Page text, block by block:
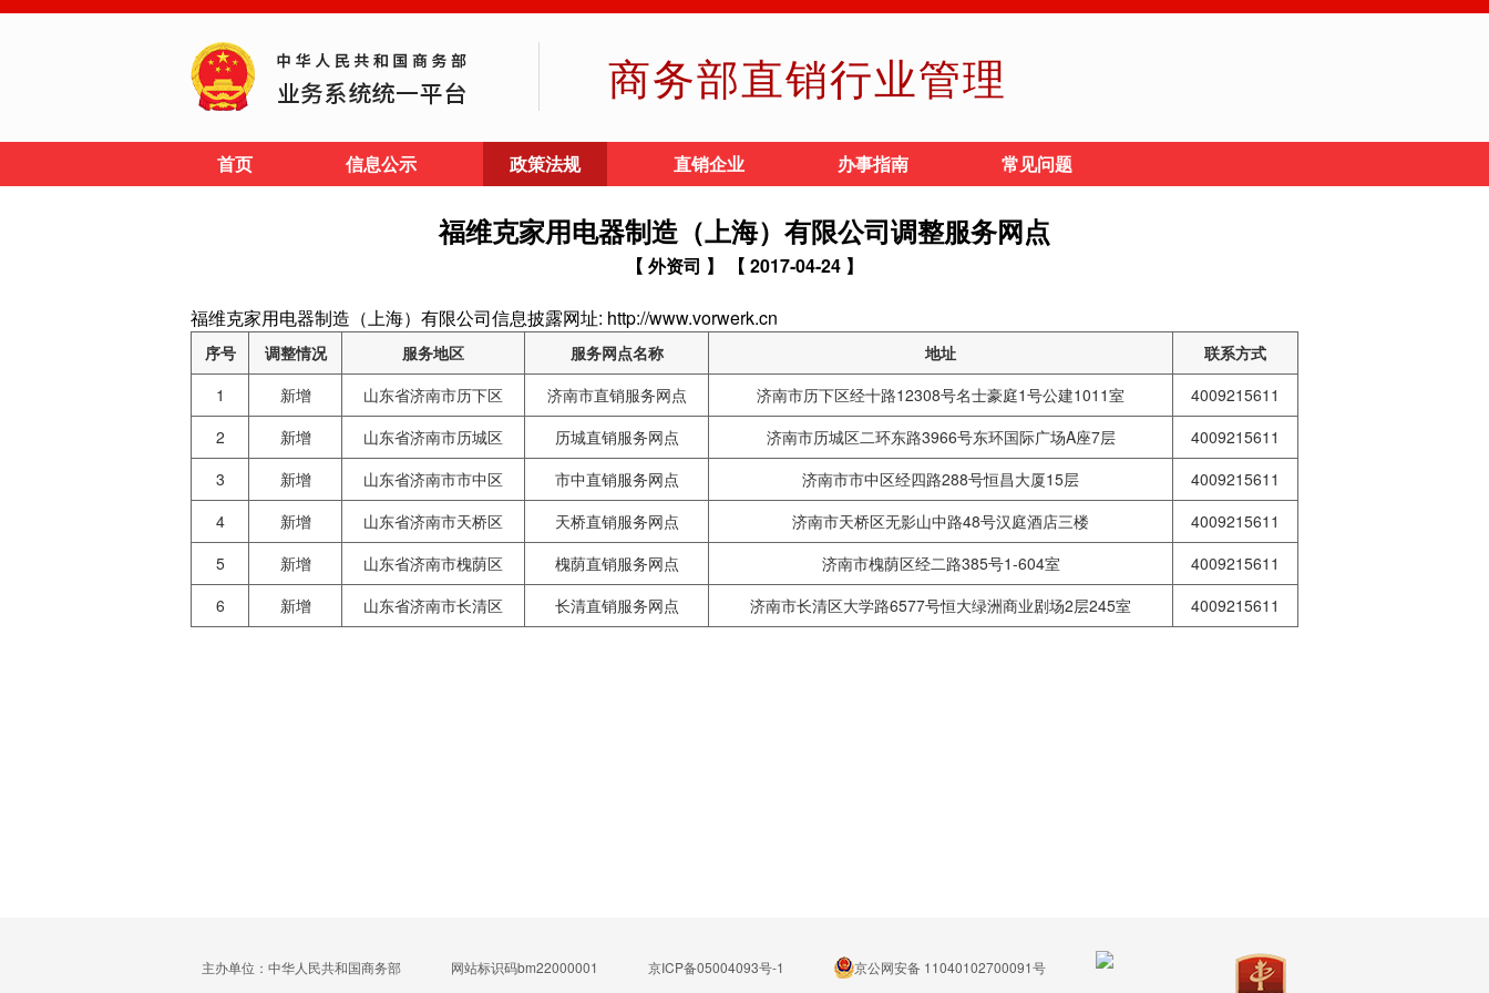
商务部直销行业管理
首页 信息公示 政策法规 直销企业 办事指南 常见问题
福维克家用电器制造（上海）有限公司调整服务网点
【 外资司 】 【 2017-04-24 】
福维克家用电器制造（上海）有限公司信息披露网址: http://www.vorwerk.cn
序号 调整情况 服务地区 服务网点名称 地址
联系方式
1
新增 山东省济南市历下区 济南市直销服务网点 济南市历下区经十路12308号名士豪庭1号公建1011室
4009215611
2
新增 山东省济南市历城区 历城直销服务网点 济南市历城区二环东路3966号东环国际广场A座7层
4009215611
3
新增 山东省济南市市中区 市中直销服务网点 济南市市中区经四路288号恒昌大厦15层
4009215611
4
新增 山东省济南市天桥区 天桥直销服务网点 济南市天桥区无影山中路48号汉庭酒店三楼
4009215611
5
新增 山东省济南市槐荫区 槐荫直销服务网点 济南市槐荫区经二路385号1-604室
4009215611
6
新增 山东省济南市长清区 长清直销服务网点 济南市长清区大学路6577号恒大绿洲商业剧场2层245室 4009215611
主办单位：中华人民共和国商务部 网站标识码bm22000001 京ICP备05004093号-1
京公网安备 11040102700091号